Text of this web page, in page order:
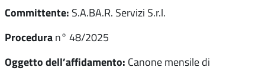
Committente: S.A.BA.R. Servizi S.r.l.
Procedura n° 48/2025
Oggetto dell’affidamento: Canone mensile di